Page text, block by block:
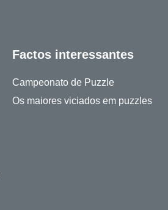
Factos interessantes
Campeonato de Puzzle
Os maiores viciados em puzzles